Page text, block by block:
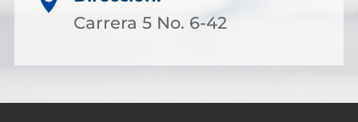
Carrera 5 No. 6-42